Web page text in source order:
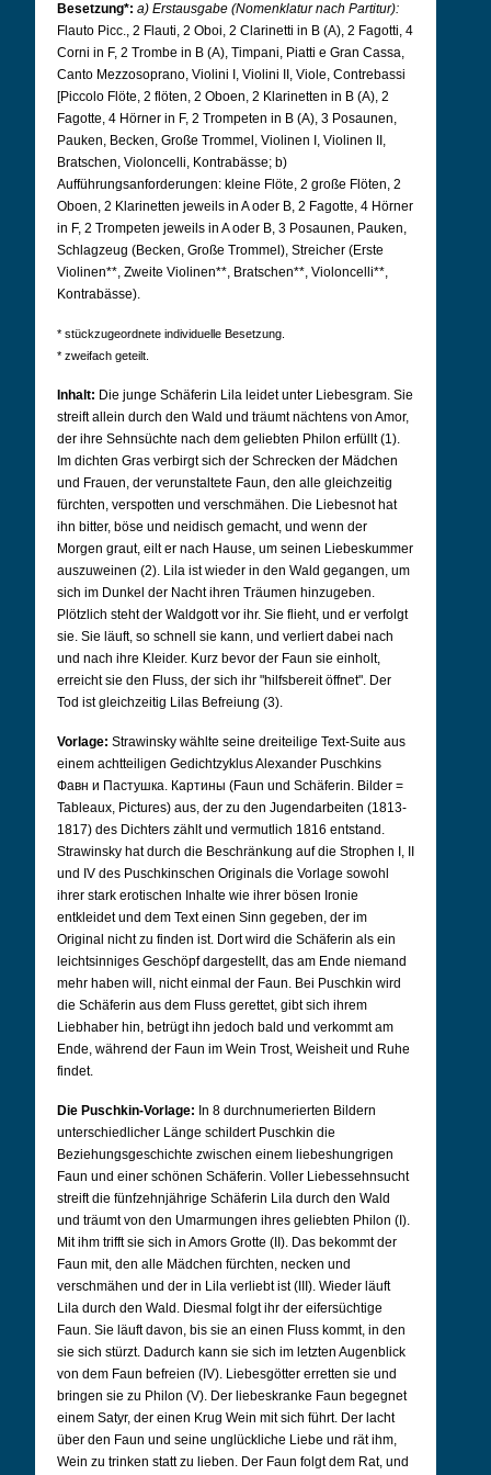
Besetzung*: a) Erstausgabe (Nomenklatur nach Partitur):
Flauto Picc., 2 Flauti, 2 Oboi, 2 Clarinetti in B (A), 2 Fagotti, 4
Corni in F, 2 Trombe in B (A), Timpani, Piatti e Gran Cassa,
Canto Mezzosoprano, Violini I, Violini II, Viole, Contrebassi
[Piccolo Flöte, 2 flöten, 2 Oboen, 2 Klarinetten in B (A), 2
Fagotte, 4 Hörner in F, 2 Trompeten in B (A), 3 Posaunen,
Pauken, Becken, Große Trommel, Violinen I, Violinen II,
Bratschen, Violoncelli, Kontrabässe; b)
Aufführungsanforderungen: kleine Flöte, 2 große Flöten, 2
Oboen, 2 Klarinetten jeweils in A oder B, 2 Fagotte, 4 Hörner
in F, 2 Trompeten jeweils in A oder B, 3 Posaunen, Pauken,
Schlagzeug (Becken, Große Trommel), Streicher (Erste
Violinen**, Zweite Violinen**, Bratschen**, Violoncelli**,
Kontrabässe).
* stückzugeordnete individuelle Besetzung.
* zweifach geteilt.
Inhalt: Die junge Schäferin Lila leidet unter Liebesgram. Sie
streift allein durch den Wald und träumt nächtens von Amor,
der ihre Sehnsüchte nach dem geliebten Philon erfüllt (1).
Im dichten Gras verbirgt sich der Schrecken der Mädchen
und Frauen, der verunstaltete Faun, den alle gleichzeitig
fürchten, verspotten und verschmähen. Die Liebesnot hat
ihn bitter, böse und neidisch gemacht, und wenn der
Morgen graut, eilt er nach Hause, um seinen Liebeskummer
auszuweinen (2). Lila ist wieder in den Wald gegangen, um
sich im Dunkel der Nacht ihren Träumen hinzugeben.
Plötzlich steht der Waldgott vor ihr. Sie flieht, und er verfolgt
sie. Sie läuft, so schnell sie kann, und verliert dabei nach
und nach ihre Kleider. Kurz bevor der Faun sie einholt,
erreicht sie den Fluss, der sich ihr "hilfsbereit öffnet". Der
Tod ist gleichzeitig Lilas Befreiung (3).
Vorlage: Strawinsky wählte seine dreiteilige Text-Suite aus
einem achtteiligen Gedichtzyklus Alexander Puschkins
Фавн и Пастушка. Картины (Faun und Schäferin. Bilder =
Tableaux, Pictures) aus, der zu den Jugendarbeiten (1813-
1817) des Dichters zählt und vermutlich 1816 entstand.
Strawinsky hat durch die Beschränkung auf die Strophen I, II
und IV des Puschkinschen Originals die Vorlage sowohl
ihrer stark erotischen Inhalte wie ihrer bösen Ironie
entkleidet und dem Text einen Sinn gegeben, der im
Original nicht zu finden ist. Dort wird die Schäferin als ein
leichtsinniges Geschöpf dargestellt, das am Ende niemand
mehr haben will, nicht einmal der Faun. Bei Puschkin wird
die Schäferin aus dem Fluss gerettet, gibt sich ihrem
Liebhaber hin, betrügt ihn jedoch bald und verkommt am
Ende, während der Faun im Wein Trost, Weisheit und Ruhe
findet.
Die Puschkin-Vorlage: In 8 durchnumerierten Bildern
unterschiedlicher Länge schildert Puschkin die
Beziehungsgeschichte zwischen einem liebeshungrigen
Faun und einer schönen Schäferin. Voller Liebessehnsucht
streift die fünfzehnjährige Schäferin Lila durch den Wald
und träumt von den Umarmungen ihres geliebten Philon (I).
Mit ihm trifft sie sich in Amors Grotte (II). Das bekommt der
Faun mit, den alle Mädchen fürchten, necken und
verschmähen und der in Lila verliebt ist (III). Wieder läuft
Lila durch den Wald. Diesmal folgt ihr der eifersüchtige
Faun. Sie läuft davon, bis sie an einen Fluss kommt, in den
sie sich stürzt. Dadurch kann sie sich im letzten Augenblick
von dem Faun befreien (IV). Liebesgötter erretten sie und
bringen sie zu Philon (V). Der liebeskranke Faun begegnet
einem Satyr, der einen Krug Wein mit sich führt. Der lacht
über den Faun und seine unglückliche Liebe und rät ihm,
Wein zu trinken statt zu lieben. Der Faun folgt dem Rat, und